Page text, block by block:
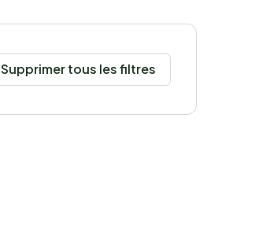
Supprimer tous les filtres